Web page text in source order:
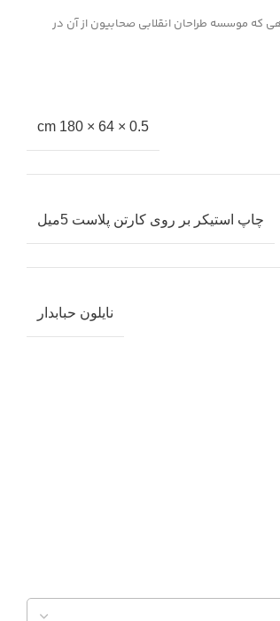
موسسه طراحان انقلابی صحابیون از آن در
0.5 × 64 × 180 cm
چاپ استیکر بر روی کارتن پلاست 5میل
نایلون حبابدار